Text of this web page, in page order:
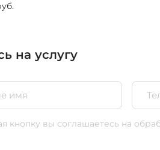
на услугу
кнопку вы соглашаетесь на